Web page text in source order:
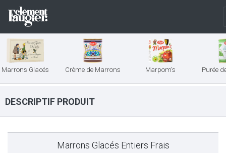
Marrons Glacés Crème de Marrons Marpom's Purée
DESCRIPTIF PRODUIT
Marrons Glacés Entiers Frais